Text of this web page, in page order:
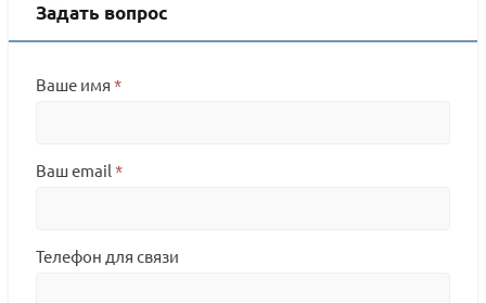
Задать вопрос
Ваше имя *
Ваш email *
Телефон для связи